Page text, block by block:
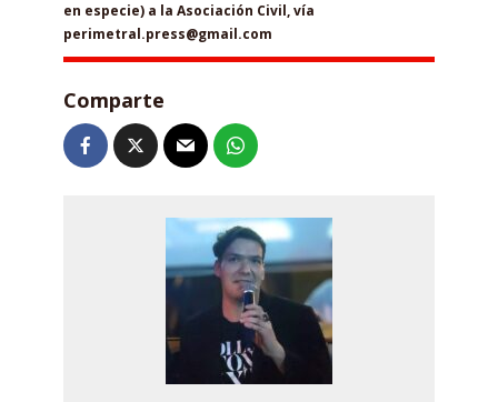
en especie) a la Asociación Civil, vía
perimetral.press@gmail.com
Comparte